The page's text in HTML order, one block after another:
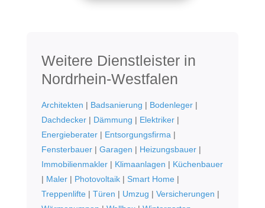
Weitere Dienstleister in
Nordrhein-Westfalen
Architekten | Badsanierung | Bodenleger|
Dachdecker| Dämmung | Elektriker|
Energieberater| Entsorgungsfirma |
Fensterbauer| Garagen | Heizungsbauer|
Immobilienmakler| Klimaanlagen | Küchenbauer
| Maler| Photovoltaik| Smart Home|
Treppenlifte| Türen | Umzug | Versicherungen |